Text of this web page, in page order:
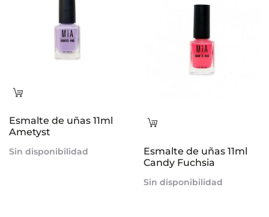
Leer
Esmalte de uñas 11ml
Ametyst
Sin disponibilidad
Leer
Esmalte de uñas 11ml
Candy Fuchsia
Sin disponibilidad